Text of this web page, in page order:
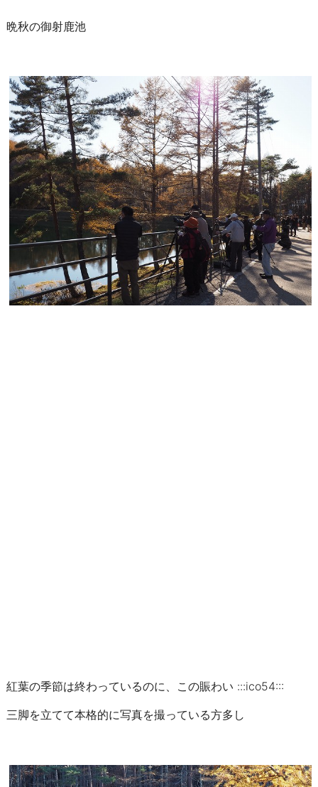
晩秋の御射鹿池
紅葉の季節は終わっているのに、この賑わい :::ico54:::
三脚を立てて本格的に写真を撮っている方多し